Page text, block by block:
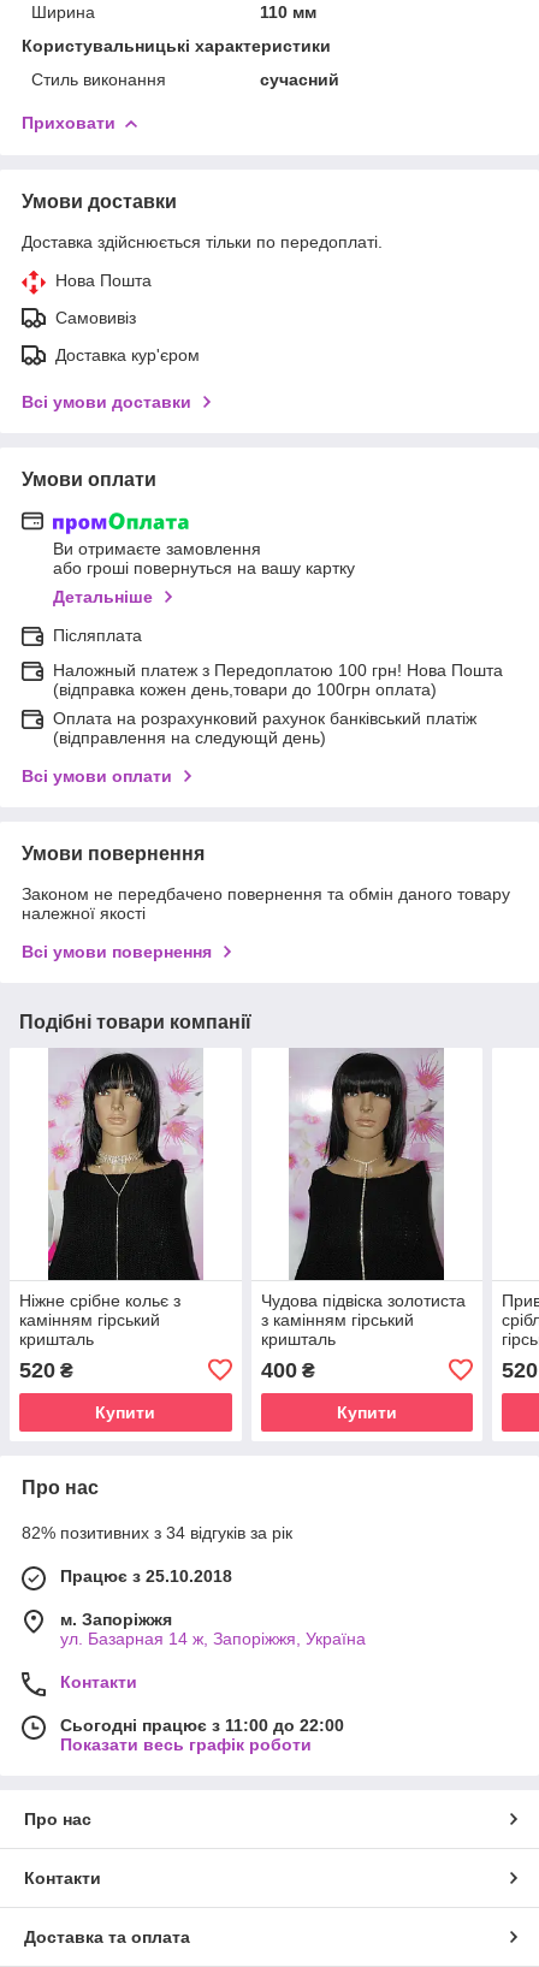
Ширина
110 мм
Користувальницькі характеристики
Стиль виконання
сучасний
Приховати
Умови доставки
Доставка здійснюється тільки по передоплаті.
Нова Пошта
Самовивіз
Доставка кур'єром
Всі умови доставки
Умови оплати
Ви отримаєте замовлення
або гроші повернуться на вашу картку
Детальніше
Післяплата
Наложный платеж з Передоплатою 100 грн! Нова Пошта
(відправка кожен день,товари до 100грн оплата)
Оплата на розрахунковий рахунок банківський платіж
(відправлення на следующй день)
Всі умови оплати
Умови повернення
Законом не передбачено повернення та обмін даного товару
належної якості
Всі умови повернення
Подібні товари компанії
Ніжне срібне кольє з
камінням гірський
кришталь
520 ₴
Купити
Чудова підвіска золотиста
з камінням гірський
кришталь
400₴
Купити
520
Про нас
82% позитивних з 34 відгуків за рік
Працює з 25.10.2018
м. Запоріжжя
ул. Базарная 14 ж, Запоріжжя, Україна
Контакти
Сьогодні працює з 11:00 до 22:00
Показати весь графік роботи
Про нас
Контакти
Доставка та оплата